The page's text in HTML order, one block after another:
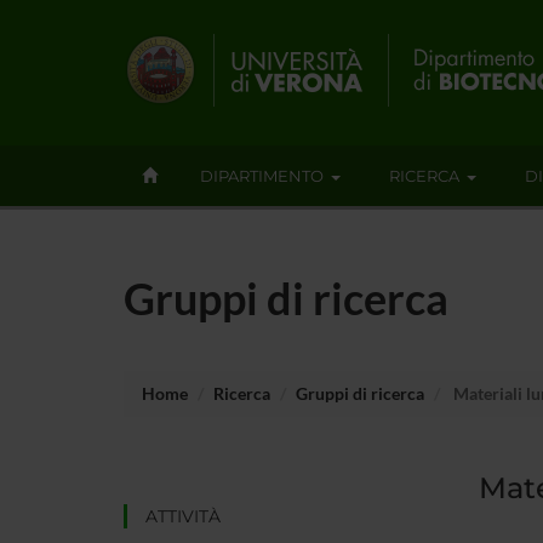
DIPARTIMENTO RICERCA
Gruppi di ricerca
Home Ricerca Gruppi di ricerca Materiali
ATTIVITÀ